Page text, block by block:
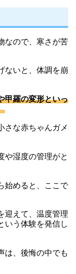
なので、寒さが苦
ないと、体調を崩
甲羅の変形といっ
さな赤ちゃんガメ
や湿度の管理がと
始めると、ここで
迎えて、温度管理
いう体験を発信し
は、後悔の中でも